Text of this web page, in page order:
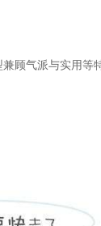
顾气派与实用